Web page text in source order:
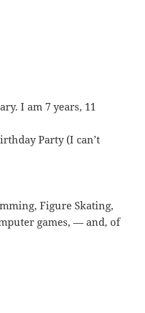
I am 7 years, 11
Party (I can’t
Figure Skating,
games, — and, of